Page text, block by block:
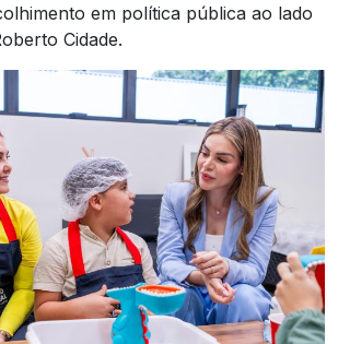
em política pública ao lado
Cidade.